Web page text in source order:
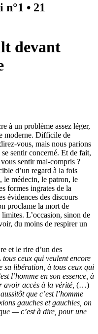
n°1 • 21
devant
à un problème assez léger,
moderne. Difficile de
vous, mais nous parions
sentir concerné. Et de fait,
sentir mal-compris ?
d’un regard à la fois
le médecin, le patron, le
formes ingrates de la
évidences des discours
proclame la mort de
limites. L’occasion, sinon de
du moins de respirer un
et le rire d’un des
tous ceux qui veulent encore
sa libération, à tous ceux qui
l’homme en son essence, à
accès à la vérité, (…)
que c’est l’homme
gauches et gauchies, on
— c’est à dire, pour une